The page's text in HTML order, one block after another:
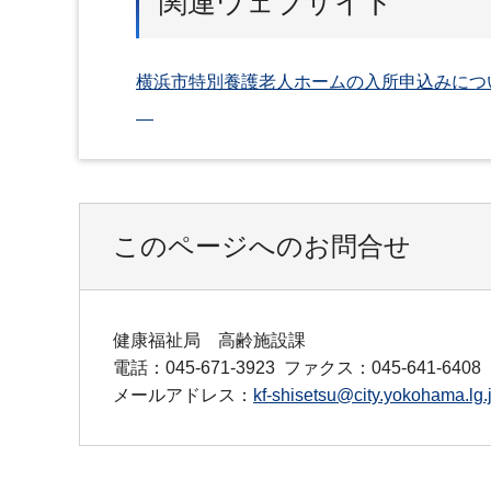
横浜市特別養護老人ホームの入所申込みにつ
このページへのお問合せ
健康福祉局 高齢施設課
電話：045-671-3923 ファクス：045-641-6408
メールアドレス： kf-